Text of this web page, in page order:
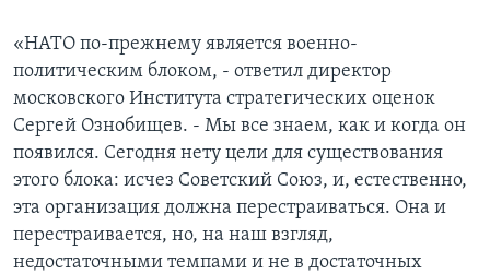
«НАТО по-прежнему является военно-
политическим блоком, - ответил директор
московского Института стратегических оценок
Сергей Ознобищев. - Мы все знаем, как и когда он
появился. Сегодня нету цели для существования
этого блока: исчез Советский Союз, и, естественно,
эта организация должна перестраиваться. Она и
перестраивается, но, на наш взгляд,
недостаточными темпами и не в достаточных